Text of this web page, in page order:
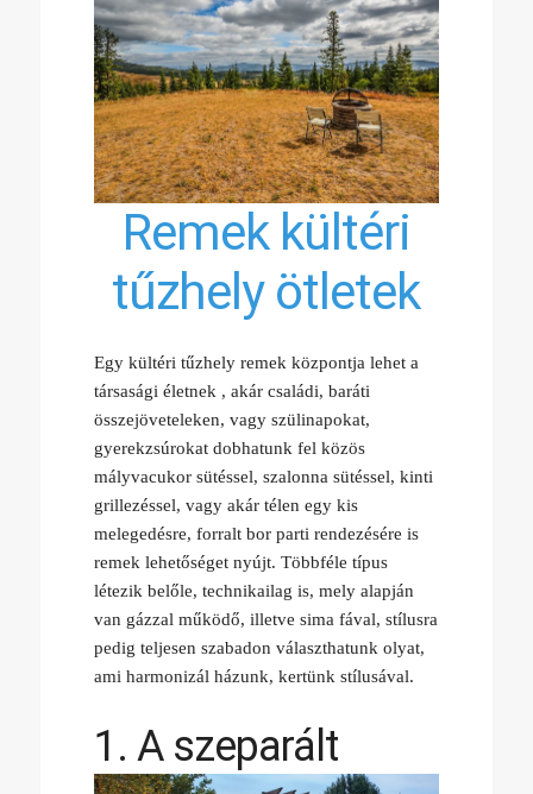
Remek kültéri
tűzhely ötletek
Egy kültéri tűzhely remek központja lehet a
társasági életnek , akár családi, baráti
összejöveteleken, vagy szülinapokat,
gyerekzsúrokat dobhatunk fel közös
mályvacukor sütéssel, szalonna sütéssel, kinti
grillezéssel, vagy akár télen egy kis
melegedésre, forralt bor parti rendezésére is
remek lehetőséget nyújt. Többféle típus
létezik belőle, technikailag is, mely alapján
van gázzal működő, illetve sima fával, stílusra
pedig teljesen szabadon választhatunk olyat,
ami harmonizál házunk, kertünk stílusával.
1. A szeparált